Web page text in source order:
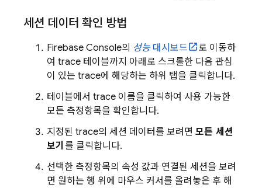
세션 데이터 확인 방법
Firebase Console의 성능대시보드
로 이동하
여 trace 테이블까지 아래로 스크롤한 다음 관심
이 있는 trace에 해당하는 하위 탭을 클릭합니다.
테이블에서 trace 이름을 클릭하여 사용 가능한
모든 측정항목을 확인합니다.
지정된 trace의 세션 데이터를 보려면 모든 세션
보기 를 클릭합니다.
선택한 측정항목의 속성 값과 연결된 세션을 보려
면 원하는 행 위에 마우스 커서를 올려놓은 후 해